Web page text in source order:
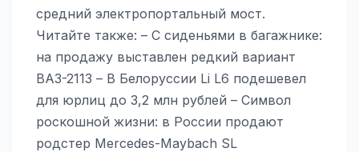
средний электропортальный мост.
Читайте также: – С сиденьями в багажнике:
на продажу выставлен редкий вариант
ВАЗ-2113 – В Белоруссии Li L6 подешевел
для юрлиц до 3,2 млн рублей – Символ
роскошной жизни: в России продают
родстер Mercedes-Maybach SL